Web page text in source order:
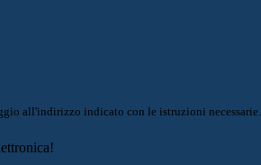
all'indirizzo indicato con le istruzioni necessarie.